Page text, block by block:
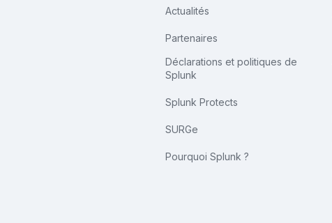
Actualités
Partenaires
Déclarations et politiques de
Splunk
Splunk Protects
SURGe
Pourquoi Splunk ?